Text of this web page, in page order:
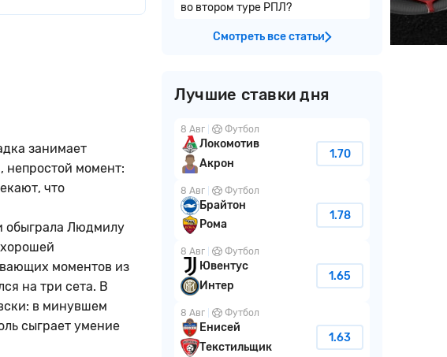
занимает
непростой момент:
что
обыграла Людмилу
моментов из
на три сета. В
в минувшем
сыграет умение
во втором туре РПЛ?
Смотреть все статьи
Лучшие ставки дня
8 Авг Футбол
Локомотив
Акрон
1.70
8 Авг Футбол
Брайтон
Рома
1.78
8 Авг Футбол
Ювентус
Интер
1.65
8 Авг Футбол
Енисей
Текстильщик
1.63